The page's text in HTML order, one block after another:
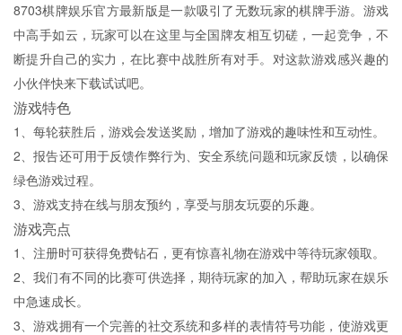
8703棋牌娱乐官方最新版是一款吸引了无数玩家的棋牌手游。游戏
中高手如云，玩家可以在这里与全国牌友相互切磋，一起竞争，不
断提升自己的实力，在比赛中战胜所有对手。对这款游戏感兴趣的
小伙伴快来下载试试吧。
游戏特色
1、每轮获胜后，游戏会发送奖励，增加了游戏的趣味性和互动性。
2、报告还可用于反馈作弊行为、安全系统问题和玩家反馈，以确保
绿色游戏过程。
3、游戏支持在线与朋友预约，享受与朋友玩耍的乐趣。
游戏亮点
1、注册时可获得免费钻石，更有惊喜礼物在游戏中等待玩家领取。
2、我们有不同的比赛可供选择，期待玩家的加入，帮助玩家在娱乐
中急速成长。
3、游戏拥有一个完善的社交系统和多样的表情符号功能，使游戏更